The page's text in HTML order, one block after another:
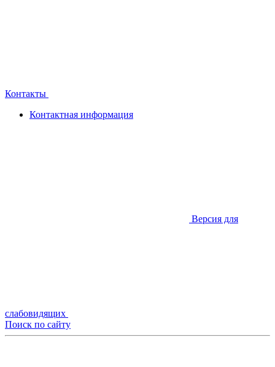
Контакты
Контактная информация
Версия для
слабовидящих
Поиск по сайту